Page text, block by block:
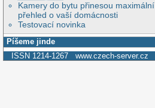
Kamery do bytu přinesou maximální
přehled o vaší domácnosti
Testovací novinka
Píšeme jinde
ISSN 1214-1267 www.czech-server.cz